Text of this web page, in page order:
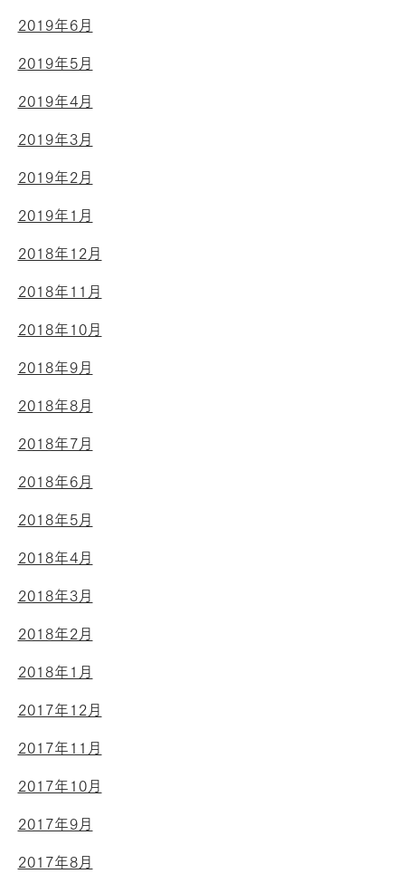
2019年6月
2019年5月
2019年4月
2019年3月
2019年2月
2019年1月
2018年12月
2018年11月
2018年10月
2018年9月
2018年8月
2018年7月
2018年6月
2018年5月
2018年4月
2018年3月
2018年2月
2018年1月
2017年12月
2017年11月
2017年10月
2017年9月
2017年8月